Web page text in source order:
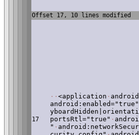
Offset 17, 10 lines modified
17
· · <application ·
android:enabled="true"
portsRtl="true" ·
" ·